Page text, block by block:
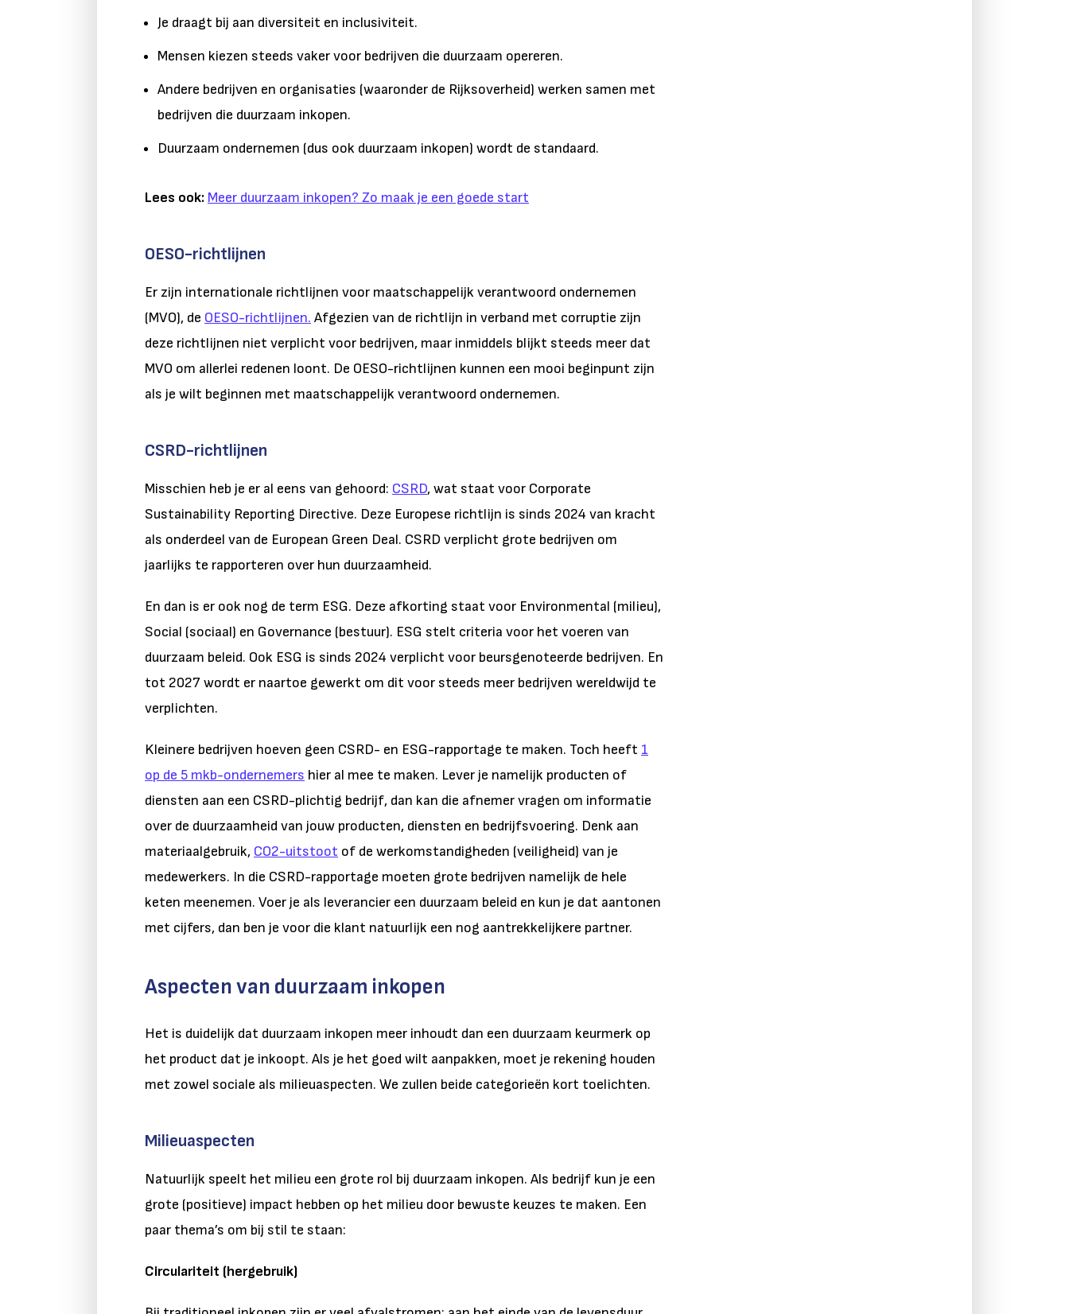
Je draagt bij aan diversiteit en inclusiviteit.
Mensen kiezen steeds vaker voor bedrijven die duurzaam opereren.
Andere bedrijven en organisaties (waaronder de Rijksoverheid) werken samen met
bedrijven die duurzaam inkopen.
Duurzaam ondernemen (dus ook duurzaam inkopen) wordt de standaard.
Lees ook: Meer duurzaam inkopen? Zo maak je een goede start
OESO-richtlijnen
Er zijn internationale richtlijnen voor maatschappelijk verantwoord ondernemen
(MVO), de OESO-richtlijnen. Afgezien van de richtlijn in verband met corruptie zijn
deze richtlijnen niet verplicht voor bedrijven, maar inmiddels blijkt steeds meer dat
MVO om allerlei redenen loont. De OESO-richtlijnen kunnen een mooi beginpunt zijn
als je wilt beginnen met maatschappelijk verantwoord ondernemen.
CSRD-richtlijnen
Misschien heb je er al eens van gehoord: CSRD, wat staat voor Corporate
Sustainability Reporting Directive. Deze Europese richtlijn is sinds 2024 van kracht
als onderdeel van de European Green Deal. CSRD verplicht grote bedrijven om
jaarlijks te rapporteren over hun duurzaamheid.
En dan is er ook nog de term ESG. Deze afkorting staat voor Environmental (milieu),
Social (sociaal) en Governance (bestuur). ESG stelt criteria voor het voeren van
duurzaam beleid. Ook ESG is sinds 2024 verplicht voor beursgenoteerde bedrijven. En
tot 2027 wordt er naartoe gewerkt om dit voor steeds meer bedrijven wereldwijd te
verplichten.
Kleinere bedrijven hoeven geen CSRD- en ESG-rapportage te maken. Toch heeft 1
op de 5 mkb-ondernemers hier al mee te maken. Lever je namelijk producten of
diensten aan een CSRD-plichtig bedrijf, dan kan die afnemer vragen om informatie
over de duurzaamheid van jouw producten, diensten en bedrijfsvoering. Denk aan
materiaalgebruik, CO2-uitstoot of de werkomstandigheden (veiligheid) van je
medewerkers. In die CSRD-rapportage moeten grote bedrijven namelijk de hele
keten meenemen. Voer je als leverancier een duurzaam beleid en kun je dat aantonen
met cijfers, dan ben je voor die klant natuurlijk een nog aantrekkelijkere partner.
Aspecten van duurzaam inkopen
Het is duidelijk dat duurzaam inkopen meer inhoudt dan een duurzaam keurmerk op
het product dat je inkoopt. Als je het goed wilt aanpakken, moet je rekening houden
met zowel sociale als milieuaspecten. We zullen beide categorieën kort toelichten.
Milieuaspecten
Natuurlijk speelt het milieu een grote rol bij duurzaam inkopen. Als bedrijf kun je een
grote (positieve) impact hebben op het milieu door bewuste keuzes te maken. Een
paar thema’s om bij stil te staan:
Circulariteit (hergebruik)